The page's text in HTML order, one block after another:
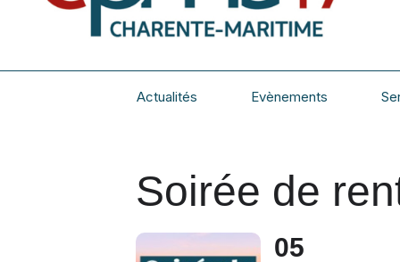
Actualités Evènements
Soirée de
05